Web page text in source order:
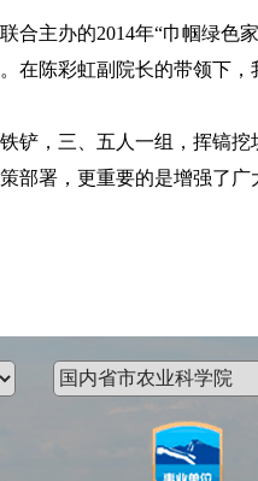
主办的2014年“巾帼绿
陈彩虹副院长的带领下，
，三、五人一组，挥镐挖
署，更重要的是增强了